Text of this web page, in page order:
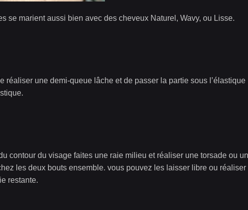
se marient aussi bien avec des cheveux Naturel, Wavy, ou Lisse.
réaliser une demi-queue lâche et de passer la partie sous l’élastique
contour du visage faites une raie milieu et réaliser une torsade ou
les deux bouts ensemble. vous pouvez les laisser libre ou réaliser
restante.